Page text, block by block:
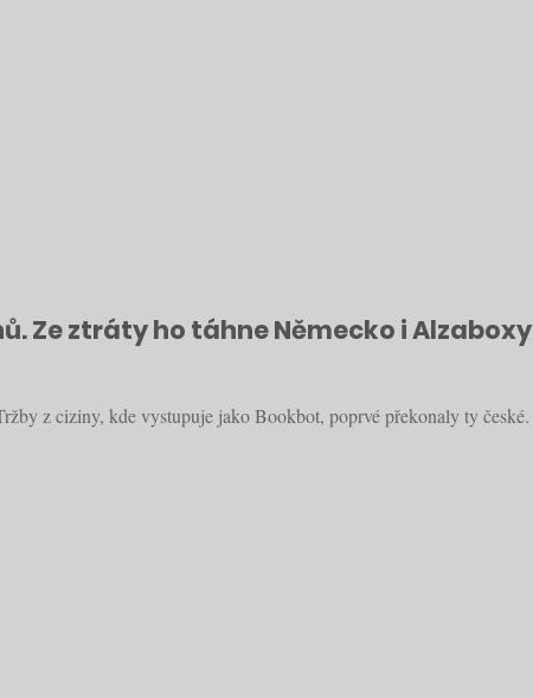
Ze ztráty ho táhne Německo i Alzaboxy
z ciziny, kde vystupuje jako Bookbot, poprvé překonaly ty české.